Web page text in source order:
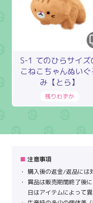
S-1 てのひらサイズ
こねこちゃんぬいぐ
み【とら】
注意事項
購入後の返金/返品には
賞品は販売期間終了後
日はアイテムによって